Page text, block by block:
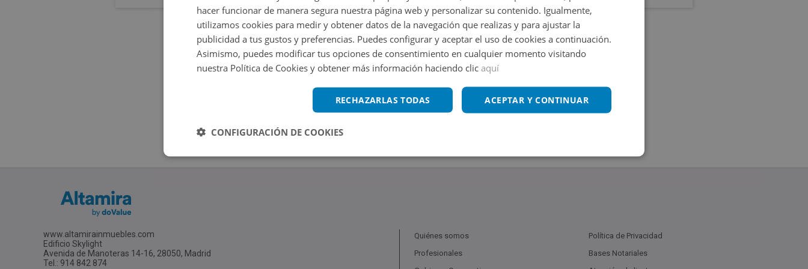
www.altamirainmuebles.com
Edificio Skylight
Avenida de Manoteras 14-16, 28050, Madrid
Tel.: 914 842 874
Quiénes somos
Profesionales
Política de Privacidad
Bases Notariales
hacer funcionar de manera segura nuestra página web y personalizar su contenido. Igualmente,
utilizamos cookies para medir y obtener datos de la navegación que realizas y para ajustar la
publicidad a tus gustos y preferencias. Puedes configurar y aceptar el uso de cookies a continuación.
Asimismo, puedes modificar tus opciones de consentimiento en cualquier momento visitando
nuestra Política de Cookies y obtener más información haciendo clic aquí
ACEPTAR Y CONTINUAR
RECHAZARLAS TODAS
CONFIGURACIÓN DE COOKIES